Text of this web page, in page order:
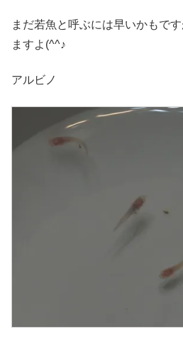
まだ若魚と呼ぶには早いかもで
ますよ(^^♪
アルビノ